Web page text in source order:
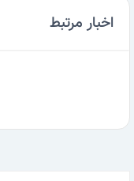
اخبار مرتبط